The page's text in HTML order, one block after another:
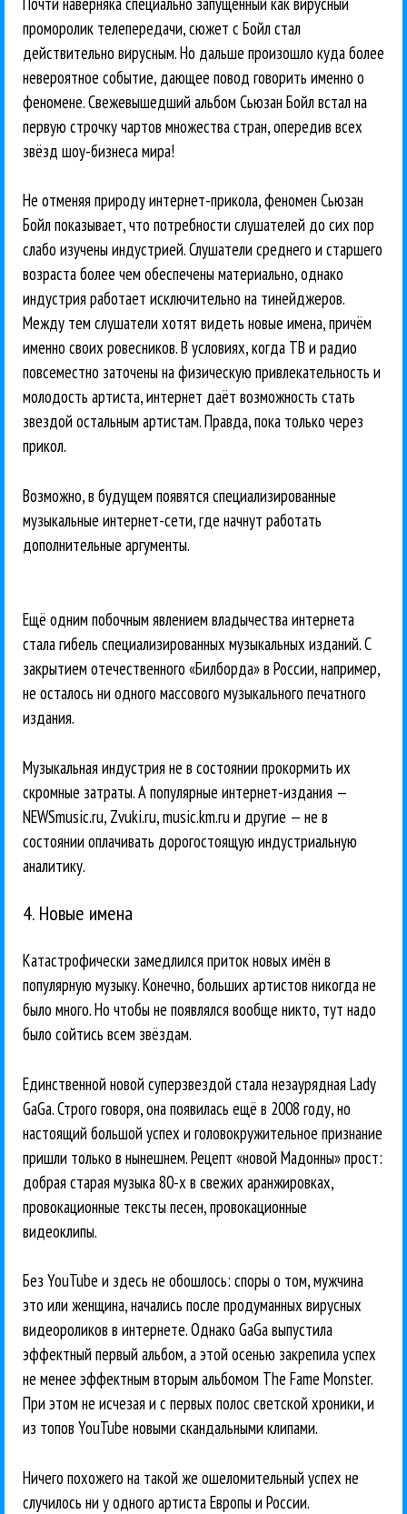
проморолик телепередачи, сюжет с Бойл стал
действительно вирусным. Но дальше произошло куда более
невероятное событие, дающее повод говорить именно о
феномене. Свежевышедший альбом Сьюзан Бойл встал на
первую строчку чартов множества стран, опередив всех
звёзд шоу-бизнеса мира!
Не отменяя природу интернет-прикола, феномен Сьюзан
Бойл показывает, что потребности слушателей до сих пор
слабо изучены индустрией. Слушатели среднего и старшего
возраста более чем обеспечены материально, однако
индустрия работает исключительно на тинейджеров.
Между тем слушатели хотят видеть новые имена, причём
именно своих ровесников. В условиях, когда ТВ и радио
повсеместно заточены на физическую привлекательность и
молодость артиста, интернет даёт возможность стать
звездой остальным артистам. Правда, пока только через
прикол.
Возможно, в будущем появятся специализированные
музыкальные интернет-сети, где начнут работать
дополнительные аргументы.
Ещё одним побочным явлением владычества интернета
стала гибель специализированных музыкальных изданий. С
закрытием отечественного «Билборда» в России, например,
не осталось ни одного массового музыкального печатного
издания.
Музыкальная индустрия не в состоянии прокормить их
скромные затраты. А популярные интернет-издания —
NEWSmusic.ru, Zvuki.ru, music.km.ru и другие — не в
состоянии оплачивать дорогостоящую индустриальную
аналитику.
4. Новые имена
Катастрофически замедлился приток новых имён в
популярную музыку. Конечно, больших артистов никогда не
было много. Но чтобы не появлялся вообще никто, тут надо
было сойтись всем звёздам.
Единственной новой суперзвездой стала незаурядная Lady
GaGa. Строго говоря, она появилась ещё в 2008 году, но
настоящий большой успех и головокружительное признание
пришли только в нынешнем. Рецепт «новой Мадонны» прост:
добрая старая музыка 80-х в свежих аранжировках,
провокационные тексты песен, провокационные
видеоклипы.
Без YouTube и здесь не обошлось: споры о том, мужчина
это или женщина, начались после продуманных вирусных
видеороликов в интернете. Однако GaGa выпустила
эффектный первый альбом, а этой осенью закрепила успех
не менее эффектным вторым альбомом The Fame Monster.
При этом не исчезая и с первых полос светской хроники, и
из топов YouTube новыми скандальными клипами.
Ничего похожего на такой же ошеломительный успех не
случилось ни у одного артиста Европы и России.